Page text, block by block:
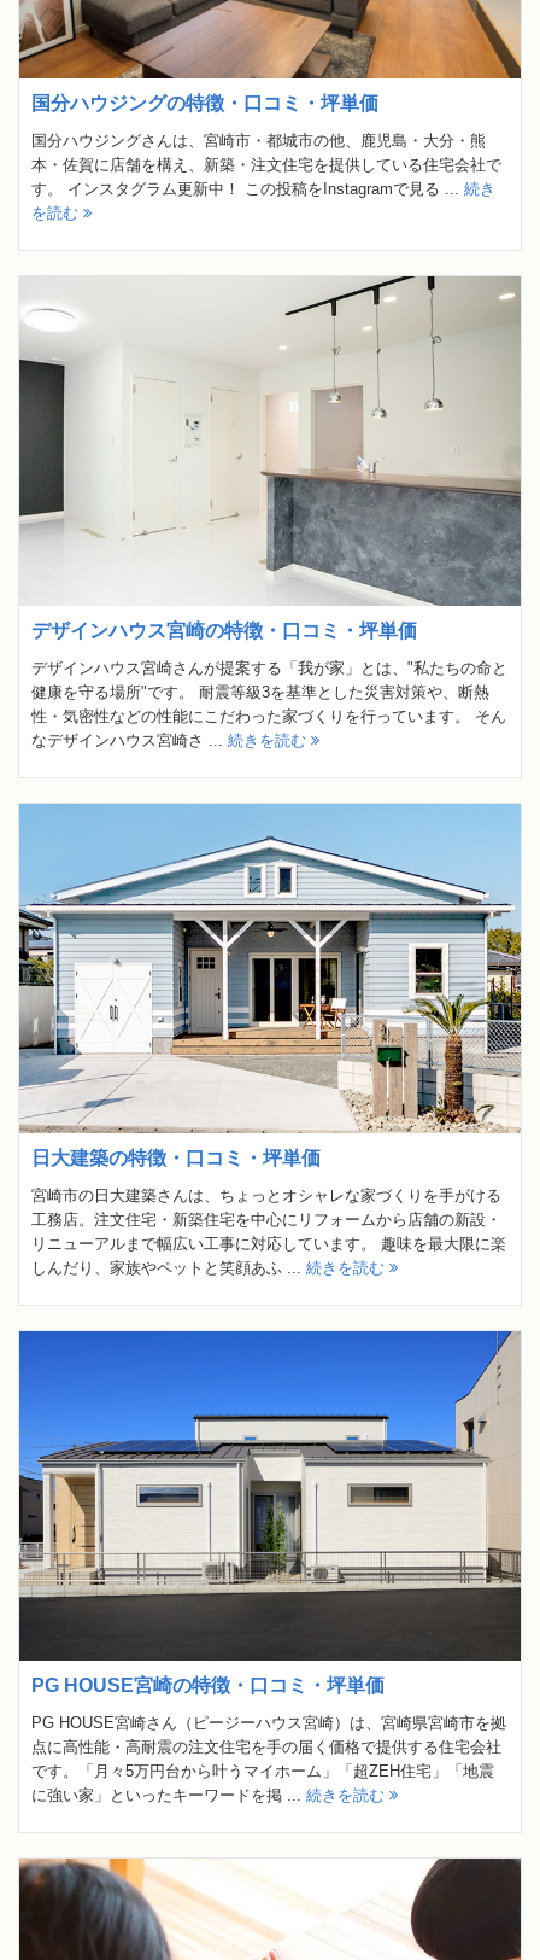
国分ハウジングの特徴・口コミ・坪単価
国分ハウジングさんは、宮崎市・都城市の他、鹿児島・大分・熊
本・佐賀に店舗を構え、新築・注文住宅を提供している住宅会社で
す。 インスタグラム更新中！ この投稿をInstagramで見る ... 続き
を読む
デザインハウス宮崎の特徴・口コミ・坪単価
デザインハウス宮崎さんが提案する「我が家」とは、"私たちの命と
健康を守る場所"です。 耐震等級3を基準とした災害対策や、断熱
性・気密性などの性能にこだわった家づくりを行っています。 そん
なデザインハウス宮崎さ ... 続きを読む
日大建築の特徴・口コミ・坪単価
宮崎市の日大建築さんは、ちょっとオシャレな家づくりを手がける
工務店。注文住宅・新築住宅を中心にリフォームから店舗の新設・
リニューアルまで幅広い工事に対応しています。 趣味を最大限に楽
しんだり、家族やペットと笑顔あふ ... 続きを読む
PG HOUSE宮崎の特徴・口コミ・坪単価
PG HOUSE宮崎さん（ピージーハウス宮崎）は、宮崎県宮崎市を拠
点に高性能・高耐震の注文住宅を手の届く価格で提供する住宅会社
です。「月々5万円台から叶うマイホーム」「超ZEH住宅」「地震
に強い家」といったキーワードを掲 ... 続きを読む